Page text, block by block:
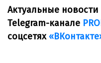
Актуальные
Telegram-канале
соцсетях